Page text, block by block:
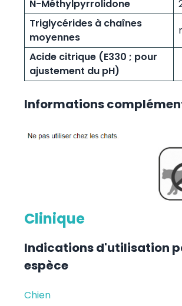
N-Méthylpyrrolidone
Triglycérides à chaînes
moyennes
Acide citrique (E330 ; pour
ajustement du pH)
Informations
Clinique
Indications d'utilisation
espèce
Chien